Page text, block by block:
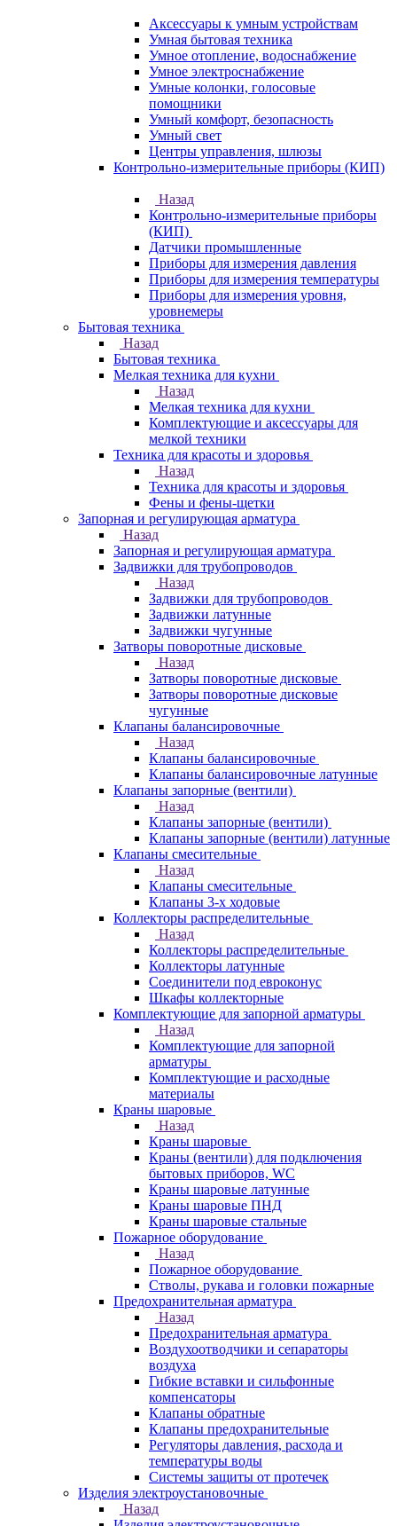
Аксессуары к умным устройствам
Умная бытовая техника
Умное отопление, водоснабжение
Умное электроснабжение
Умные колонки, голосовые
помощники
Умный комфорт, безопасность
Умный свет
Центры управления, шлюзы
Контрольно-измерительные приборы (КИП)
Назад
Контрольно-измерительные приборы
(КИП)
Датчики промышленные
Приборы для измерения давления
Приборы для измерения температуры
Приборы для измерения уровня,
уровнемеры
Бытовая техника
Назад
Бытовая техника
Мелкая техника для кухни
Назад
Мелкая техника для кухни
Комплектующие и аксессуары для
мелкой техники
Техника для красоты и здоровья
Назад
Техника для красоты и здоровья
Фены и фены-щетки
Запорная и регулирующая арматура
Назад
Запорная и регулирующая арматура
Задвижки для трубопроводов
Назад
Задвижки для трубопроводов
Задвижки латунные
Задвижки чугунные
Затворы поворотные дисковые
Назад
Затворы поворотные дисковые
Затворы поворотные дисковые
чугунные
Клапаны балансировочные
Назад
Клапаны балансировочные
Клапаны балансировочные латунные
Клапаны запорные (вентили)
Назад
Клапаны запорные (вентили)
Клапаны запорные (вентили) латунные
Клапаны смесительные
Назад
Клапаны смесительные
Клапаны 3-х ходовые
Коллекторы распределительные
Назад
Коллекторы распределительные
Коллекторы латунные
Соединители под евроконус
Шкафы коллекторные
Комплектующие для запорной арматуры
Назад
Комплектующие для запорной
арматуры
Комплектующие и расходные
материалы
Краны шаровые
Назад
Краны шаровые
Краны (вентили) для подключения
бытовых приборов, WC
Краны шаровые латунные
Краны шаровые ПНД
Краны шаровые стальные
Пожарное оборудование
Назад
Пожарное оборудование
Стволы, рукава и головки пожарные
Предохранительная арматура
Назад
Предохранительная арматура
Воздухоотводчики и сепараторы
воздуха
Гибкие вставки и сильфонные
компенсаторы
Клапаны обратные
Клапаны предохранительные
Регуляторы давления, расхода и
температуры воды
Системы защиты от протечек
Изделия электроустановочные
Назад